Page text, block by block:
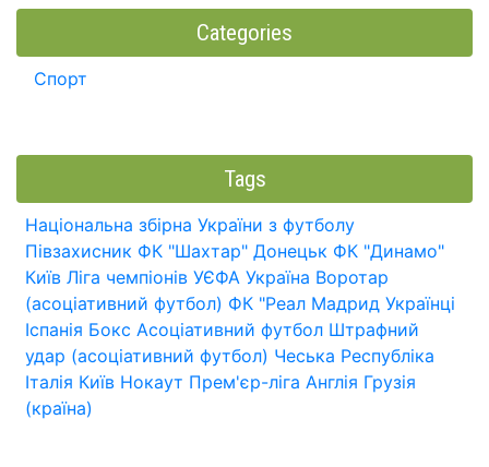
Categories
Спорт
Tags
Національна збірна України з футболу
Півзахисник ФК "Шахтар" Донецьк ФК "Динамо"
Київ Ліга чемпіонів УЄФА Україна Воротар
(асоціативний футбол) ФК "Реал Мадрид Українці
Іспанія Бокс Асоціативний футбол Штрафний
удар (асоціативний футбол) Чеська Республіка
Італія Київ Нокаут Прем'єр-ліга Англія Грузія
(країна)